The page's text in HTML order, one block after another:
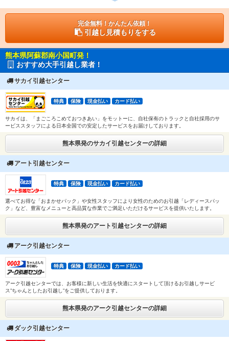
完全無料！かんたん依頼！
引越し見積もりをする
熊本県阿蘇郡南小国町発！
おすすめ大手引越し業者！
サカイ引越センター
特典 保険 現金払い カード払い
サカイは、「まごころこめておつきあい」をモットーに、自社保有のトラックと自社採用のサ
ービススタッフによる日本全国での安定したサービスをお届けしております。
熊本県発のサカイ引越センターの詳細
アート引越センター
特典 保険 現金払い カード払い
選べてお得な「おまかせパック」や女性スタッフにより女性のためのお引越「レディースパッ
ク」など、豊富なメニューと高品質な作業でご満足いただけるサービスを提供いたします。
熊本県発のアート引越センターの詳細
アーク引越センター
特典 保険 現金払い カード払い
アーク引越センターでは、お客様に新しい生活を快適にスタートして頂けるお引越しサービ
ス”ちゃんとしたお引越し”をご提供しております。
熊本県発のアーク引越センターの詳細
ダック引越センター